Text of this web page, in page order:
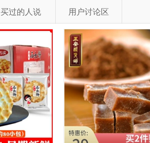
动信息,点 击可立
在流宇网 - 时尚
为591547443206
买过的人说 用户讨论区